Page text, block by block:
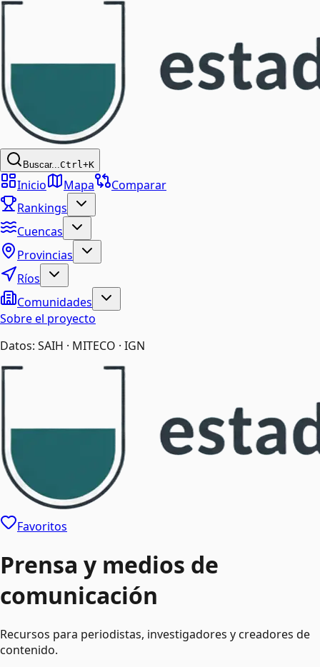
Buscar...Ctrl+K
Inicio Mapa
Comparar
Rankings
Cuencas
Provincias
Ríos
Comunidades
Sobre el proyecto
Datos: SAIH · MITECO · IGN
Favoritos
Prensa y medios de
comunicación
Recursos para periodistas, investigadores y creadores de
contenido.